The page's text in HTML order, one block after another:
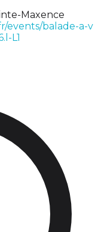
Maxence
events/balade-a-v
L1